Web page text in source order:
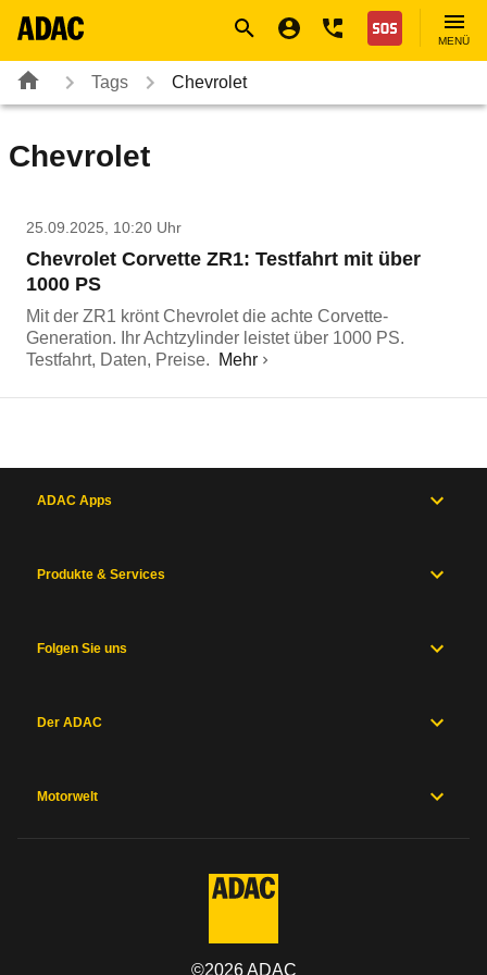
Nothilfe
MENÜ
Tags Chevrolet
Chevrolet
25.09.2025, 10:20 Uhr
Chevrolet Corvette ZR1: Testfahrt mit über
1000 PS
Mit der ZR1 krönt Chevrolet die achte Corvette-
Generation. Ihr Achtzylinder leistet über 1000 PS.
Testfahrt, Daten, Preise.
Mehr
ADAC Apps
Produkte & Services
Folgen Sie uns
Der ADAC
Motorwelt
©2026ADAC